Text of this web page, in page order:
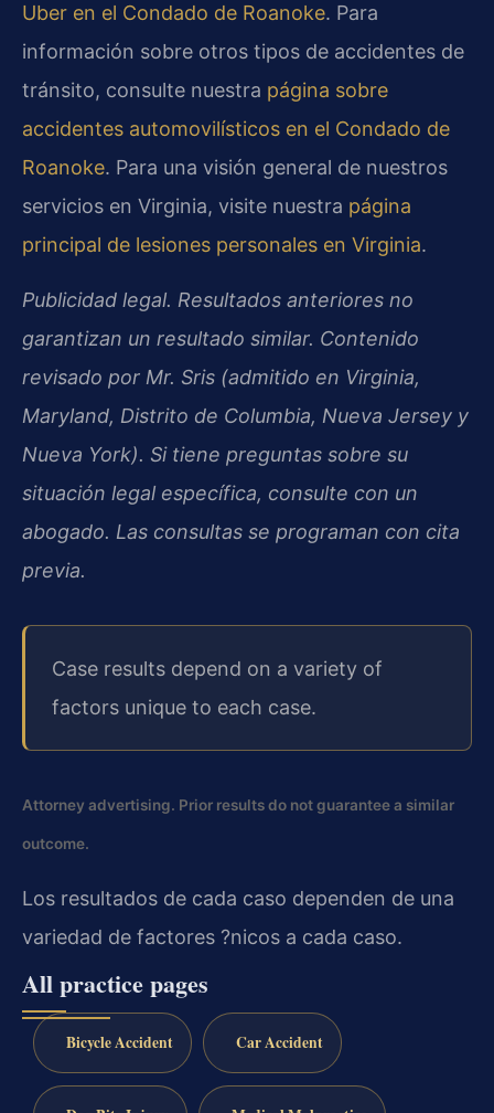
Uber en el Condado de Roanoke. Para
información sobre otros tipos de accidentes de
tránsito, consulte nuestra página sobre
accidentes automovilísticos en el Condado de
Roanoke. Para una visión general de nuestros
servicios en Virginia, visite nuestra página
principal de lesiones personales en Virginia.
Publicidad legal. Resultados anteriores no
garantizan un resultado similar. Contenido
revisado por Mr. Sris (admitido en Virginia,
Maryland, Distrito de Columbia, Nueva Jersey y
Nueva York). Si tiene preguntas sobre su
situación legal específica, consulte con un
abogado. Las consultas se programan con cita
previa.
Case results depend on a variety of
factors unique to each case.
Attorney advertising. Prior results do not guarantee a similar
outcome.
Los resultados de cada caso dependen de una
variedad de factores ?nicos a cada caso.
All practice pages
Bicycle Accident Car Accident